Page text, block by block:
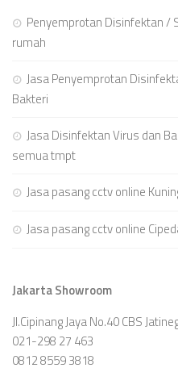
Penyemprotan Disinfektan /
rumah
Jasa Penyemprotan
Bakteri
Jasa Disinfektan Virus dan
semua tmpt
Jasa pasang cctv online
Jasa pasang cctv online
Jakarta Showroom
Jl.Cipinang Jaya No.40 CBS
021-298 27 463
0812 8559 3818